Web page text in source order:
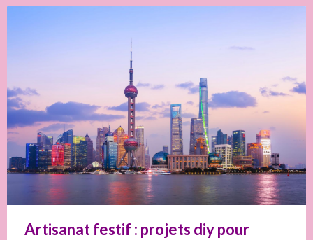
Artisanat festif : projets diy pour